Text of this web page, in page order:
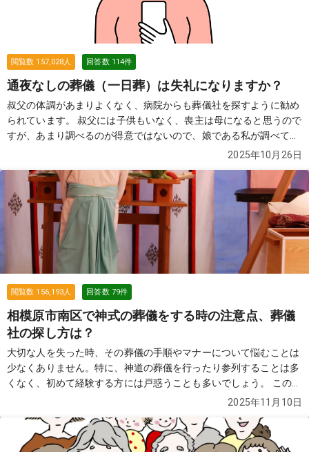
閲覧数 157,028人 回答数 114件
通夜なしの葬儀（一日葬）は失礼になりますか？
叔父の体調があまりよくなく、病院からも葬儀社を探すように勧め
られています。 叔父には子供もいなく、喪主は母になると思うので
すが、あまり調べるのが得意ではないので、娘である私が調べてい
をするのはちょっと...という感じなので、一日葬（通夜なしの葬
儀）を考えています。 親戚や本当に親しい人も合わせて20名はい
かないと思うのですが、通夜をしないと失礼になっていまうのでし
ょうか？
続きを見る
2025年10月26日
閲覧数 156,193人 回答数 79件
相模原市南区で神式の葬儀をする時の注意点、葬儀
社の探し方は？
大切な人を失った時、その葬儀の手順やマナーについて悩むことは
少なくありません。特に、神道の葬儀を行ったり参列することは多
くなく、初めて経験する方には戸惑うことも多いでしょう。 この質
問では、神式の葬儀の特徴や手順、マナーについて詳しく解説しま
2025年11月10日